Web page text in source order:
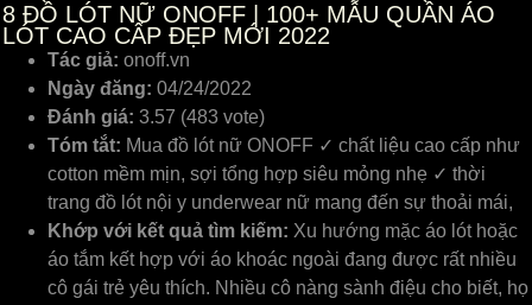
8 ĐỒ LÓT NỮ ONOFF | 100+ MẪU QUẦN ÁO
LÓT CAO CẤP ĐẸP MỚI 2022
Tác giả: onoff.vn
Ngày đăng: 04/24/2022
Đánh giá: 3.57 (483 vote)
Tóm tắt: Mua đồ lót nữ ONOFF ✓ chất liệu cao cấp như
cotton mềm mịn, sợi tổng hợp siêu mỏng nhẹ ✓ thời
trang đồ lót nội y underwear nữ mang đến sự thoải mái,
Khớp với kết quả tìm kiếm: Xu hướng mặc áo lót hoặc
áo tắm kết hợp với áo khoác ngoài đang được rất nhiều
cô gái trẻ yêu thích. Nhiều cô nàng sành điệu cho biết, họ